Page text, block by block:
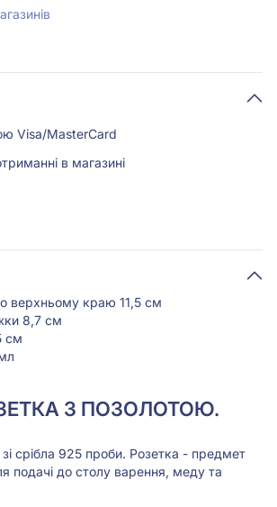
Visa/MasterCard
в магазині
верхньому краю 11,5 см
8,7 см
З ПОЗОЛОТОЮ.
срібла 925 проби. Розетка - предмет
подачі до столу варення, меду та